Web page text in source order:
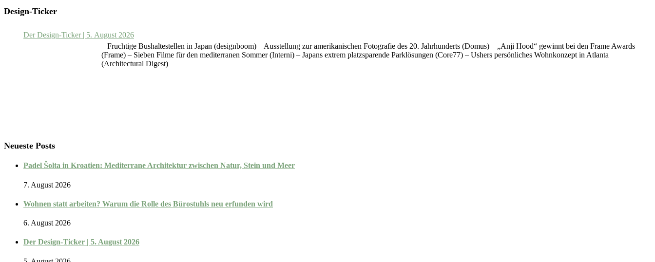
Design-Ticker
Der Design-Ticker | 5. August 2026
– Fruchtige Bushaltestellen in Japan (designboom) – Ausstellung zur amerikanischen Fotografie des 20. Jahrhunderts (Domus) – „Anji Hood“ gewinnt bei den Frame Awards
(Frame) – Sieben Filme für den mediterranen Sommer (Interni) – Japans extrem platzsparende Parklösungen (Core77) – Ushers persönliches Wohnkonzept in Atlanta
(Architectural Digest)
Neueste Posts
Padel Šolta in Kroatien: Mediterrane Architektur zwischen Natur, Stein und Meer
7. August 2026
Wohnen statt arbeiten? Warum die Rolle des Bürostuhls neu erfunden wird
6. August 2026
Der Design-Ticker | 5. August 2026